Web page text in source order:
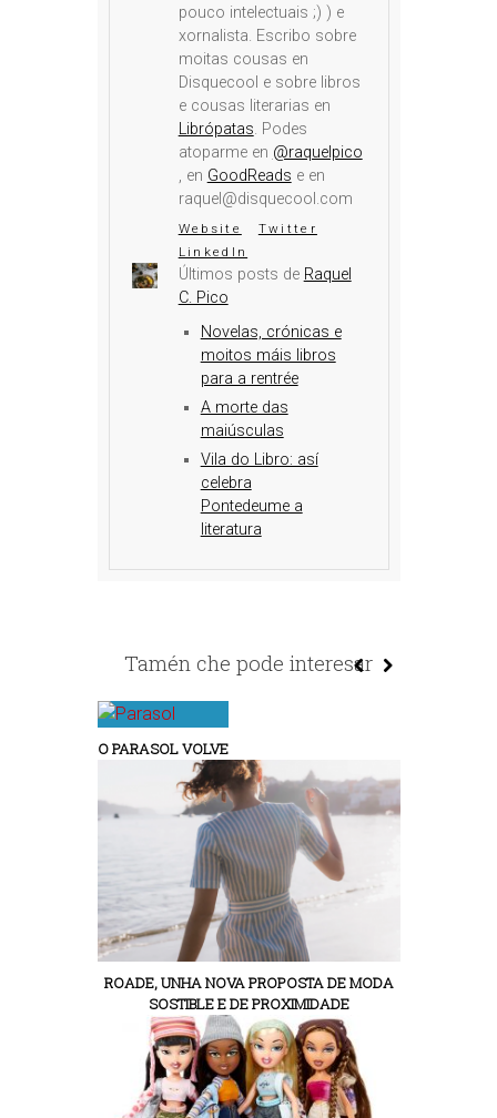
pouco intelectuais ;) ) e
xornalista. Escribo sobre
moitas cousas en
Disquecool e sobre libros
e cousas literarias en
Librópatas. Podes
atoparme en @raquelpico
, en GoodReads e en
raquel@disquecool.com
Website
Twitter
LinkedIn
Últimos posts de Raquel
C. Pico
Novelas, crónicas e
moitos máis libros
para a rentrée
A morte das
maiúsculas
Vila do Libro: así
celebra
Pontedeume a
literatura
Tamén che pode interesar
O PARASOL VOLVE
ROADE, UNHA NOVA PROPOSTA DE MODA
SOSTIBLE E DE PROXIMIDADE